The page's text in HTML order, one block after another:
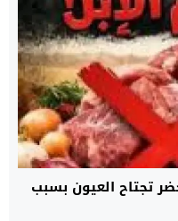
تجتاح العيون بسبب